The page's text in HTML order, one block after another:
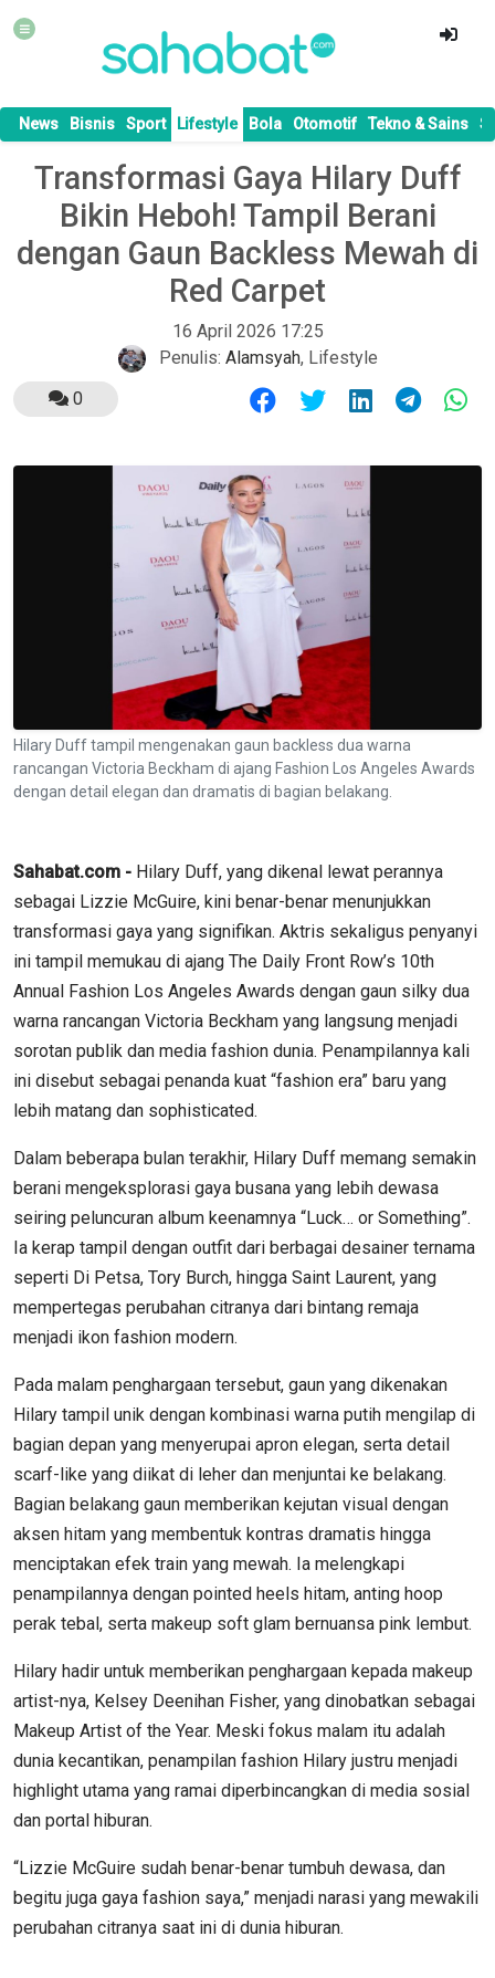
News Bisnis Sport Lifestyle Bola Otomotif Tekno & Sains
Transformasi Gaya Hilary Duff
Bikin Heboh! Tampil Berani
dengan Gaun Backless Mewah di
Red Carpet
16 April 2026 17:25
Penulis: Alamsyah, Lifestyle
0
Hilary Duff tampil mengenakan gaun backless dua warna
rancangan Victoria Beckham di ajang Fashion Los Angeles Awards
dengan detail elegan dan dramatis di bagian belakang.
Sahabat.com - Hilary Duff, yang dikenal lewat perannya
sebagai Lizzie McGuire, kini benar-benar menunjukkan
transformasi gaya yang signifikan. Aktris sekaligus penyanyi
ini tampil memukau di ajang The Daily Front Row’s 10th
Annual Fashion Los Angeles Awards dengan gaun silky dua
warna rancangan Victoria Beckham yang langsung menjadi
sorotan publik dan media fashion dunia. Penampilannya kali
ini disebut sebagai penanda kuat “fashion era” baru yang
lebih matang dan sophisticated.
Dalam beberapa bulan terakhir, Hilary Duff memang semakin
berani mengeksplorasi gaya busana yang lebih dewasa
seiring peluncuran album keenamnya “Luck… or Something”.
Ia kerap tampil dengan outfit dari berbagai desainer ternama
seperti Di Petsa, Tory Burch, hingga Saint Laurent, yang
mempertegas perubahan citranya dari bintang remaja
menjadi ikon fashion modern.
Pada malam penghargaan tersebut, gaun yang dikenakan
Hilary tampil unik dengan kombinasi warna putih mengilap di
bagian depan yang menyerupai apron elegan, serta detail
scarf-like yang diikat di leher dan menjuntai ke belakang.
Bagian belakang gaun memberikan kejutan visual dengan
aksen hitam yang membentuk kontras dramatis hingga
menciptakan efek train yang mewah. Ia melengkapi
penampilannya dengan pointed heels hitam, anting hoop
perak tebal, serta makeup soft glam bernuansa pink lembut.
Hilary hadir untuk memberikan penghargaan kepada makeup
artist-nya, Kelsey Deenihan Fisher, yang dinobatkan sebagai
Makeup Artist of the Year. Meski fokus malam itu adalah
dunia kecantikan, penampilan fashion Hilary justru menjadi
highlight utama yang ramai diperbincangkan di media sosial
dan portal hiburan.
“Lizzie McGuire sudah benar-benar tumbuh dewasa, dan
begitu juga gaya fashion saya,” menjadi narasi yang mewakili
perubahan citranya saat ini di dunia hiburan.